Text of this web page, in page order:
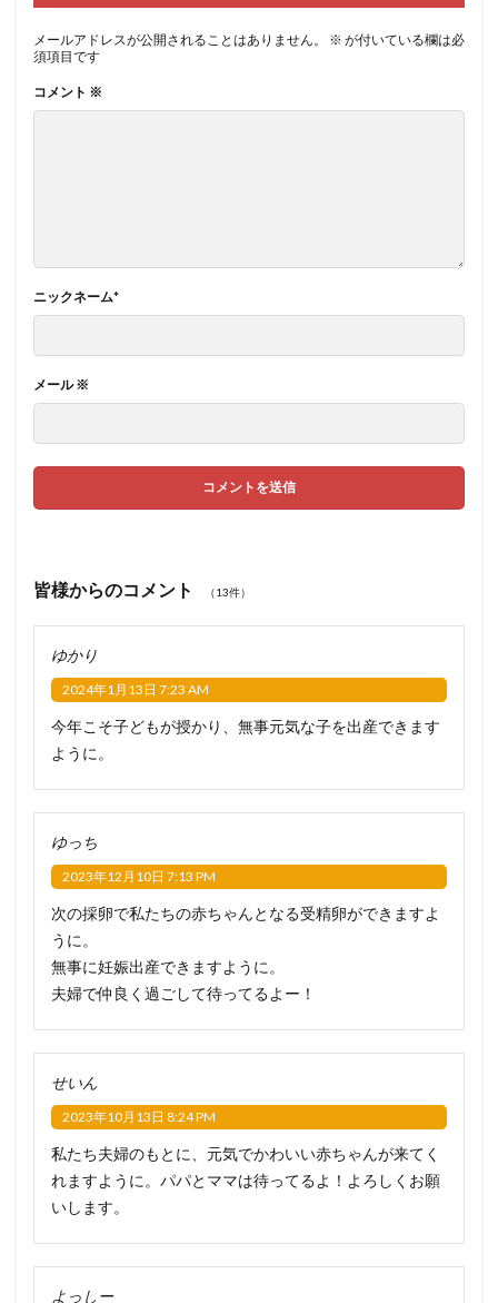
メールアドレスが公開されることはありません。 ※ が付いている欄は必
須項目です
コメント ※
ニックネーム*
メール※
皆様からのコメント （13件）
ゆかり
2024年1月13日 7:23 AM
今年こそ子どもが授かり、無事元気な子を出産できます
ように。
ゆっち
2023年12月10日 7:13 PM
次の採卵で私たちの赤ちゃんとなる受精卵ができますよ
うに。
無事に妊娠出産できますように。
夫婦で仲良く過ごして待ってるよー！
せいん
2023年10月13日 8:24 PM
私たち夫婦のもとに、元気でかわいい赤ちゃんが来てく
れますように。パパとママは待ってるよ！よろしくお願
いします。
よっしー